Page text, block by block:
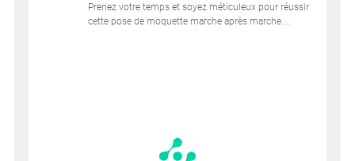
Prenez votre temps et soyez méticuleux pour réussir
cette pose de moquette marche après marche....